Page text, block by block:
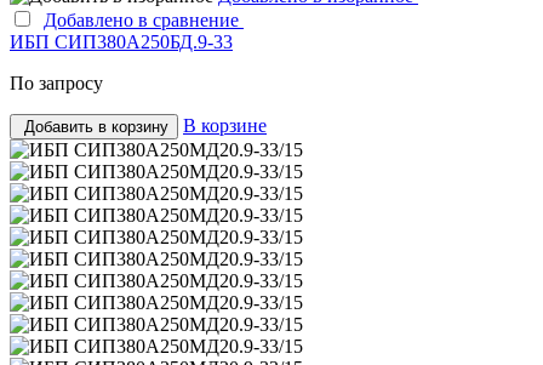
Добавлено в сравнение
ИБП СИП380А250БД.9-33
По запросу
Добавить в корзину В корзине